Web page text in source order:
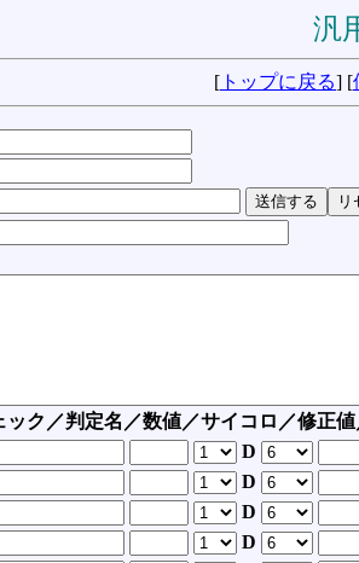
汎
[ トップに戻る] [
ック／判定名／数値／サイコロ／修正
D
D
D
D